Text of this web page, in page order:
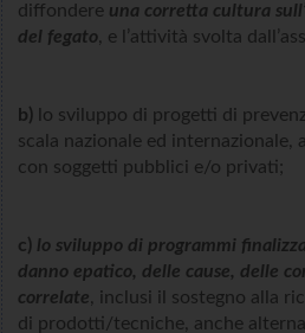
diffondere una corretta cultura
del fegato , e l’attività svolta
b) lo sviluppo di progetti di
scala nazionale ed internazionale,
con soggetti pubblici e/o privati;
c) lo sviluppo di programmi
danno epatico, delle cause, delle
correlate , inclusi il sostegno alla
di prodotti/tecniche, anche